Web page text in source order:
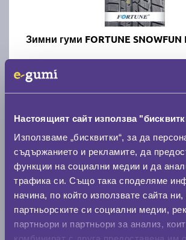
Настоящият сайт използва
Използваме „бисквитки“, за да
съдържанието и рекламите, да
функции на социални медии и да
трафика си. Също така споделяме
начина, по който използвате сайта ни,
партньорските си социални медии,
партньори и партньори за анализ,
Зимни гуми FORTUNE SNOWFUN
47.04
Акцент